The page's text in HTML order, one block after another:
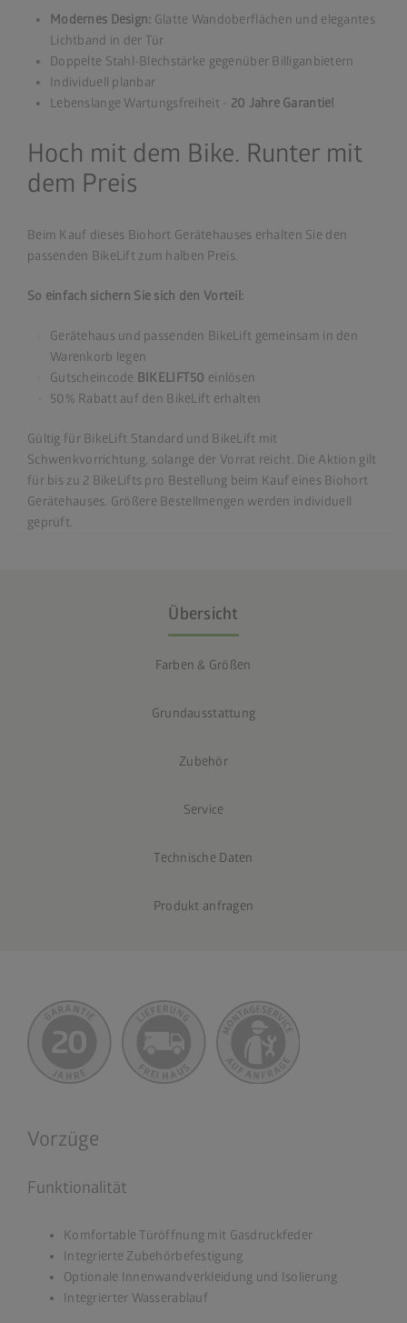
Modernes Design: Glatte Wandoberflächen und elegantes
Lichtband in der Tür
Doppelte Stahl-Blechstärke gegenüber Billiganbietern
Individuell planbar
Lebenslange Wartungsfreiheit - 20 Jahre Garantie!
Hoch mit dem Bike. Runter mit
dem Preis
Beim Kauf dieses Biohort Gerätehauses erhalten Sie den
passenden BikeLift zum halben Preis.
So einfach sichern Sie sich den Vorteil:
Gerätehaus und passenden BikeLift gemeinsam in den
Warenkorb legen
Gutscheincode BIKELIFT50 einlösen
50% Rabatt auf den BikeLift erhalten
Gültig für BikeLift Standard und BikeLift mit
Schwenkvorrichtung, solange der Vorrat reicht. Die Aktion gilt
für bis zu 2 BikeLifts pro Bestellung beim Kauf eines Biohort
Gerätehauses. Größere Bestellmengen werden individuell
geprüft.
Übersicht
Farben & Größen
Grundausstattung
Zubehör
Service
Technische Daten
Produkt anfragen
Vorzüge
Funktionalität
Komfortable Türöffnung mit Gasdruckfeder
Integrierte Zubehörbefestigung
Optionale Innenwandverkleidung und Isolierung
Integrierter Wasserablauf